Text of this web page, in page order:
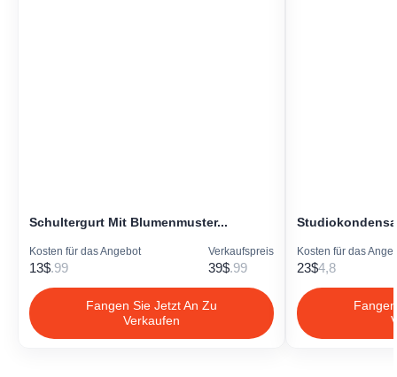
Schultergurt Mit Blumenmuster...
Kosten für das Angebot
13$.99
Verkaufspreis
39$.99
Fangen Sie Jetzt An Zu
Verkaufen
Kosten für das
23$4,8